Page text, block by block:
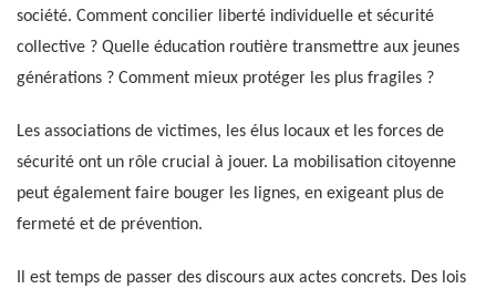
société. Comment concilier liberté individuelle et sécurité
collective ? Quelle éducation routière transmettre aux jeunes
générations ? Comment mieux protéger les plus fragiles ?
Les associations de victimes, les élus locaux et les forces de
sécurité ont un rôle crucial à jouer. La mobilisation citoyenne
peut également faire bouger les lignes, en exigeant plus de
fermeté et de prévention.
Il est temps de passer des discours aux actes concrets. Des lois